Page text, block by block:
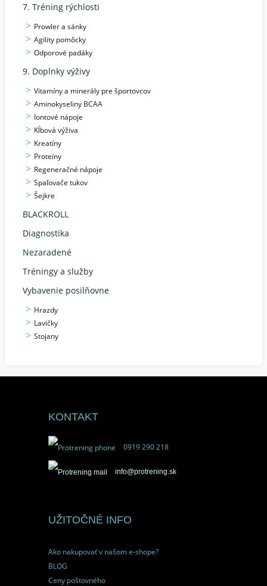
7. Tréning rýchlosti
Prowler a sánky
Agility pomôcky
Odporové padáky
9. Doplnky výživy
Vitamíny a minerály pre športovcov
Aminokyseliny BCAA
Iontové nápoje
Kĺbová výživa
Kreatíny
Proteíny
Regeneračné nápoje
Spaľovače tukov
Šejkre
BLACKROLL
Diagnostika
Nezaradené
Tréningy a služby
Vybavenie posilňovne
Hrazdy
Lavičky
Stojany
KONTAKT
0919 290 218
info@protrening.sk
UŽITOČNÉ INFO
Ako nakupovať v našom e-shope?
BLOG
Ceny poštovného